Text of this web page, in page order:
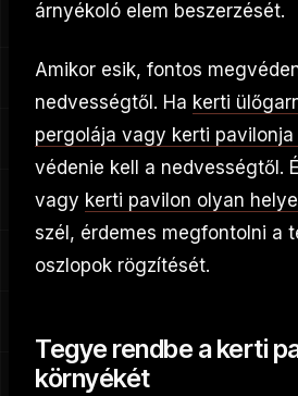
árnyékoló elem beszerzését.
Amikor esik, fontos
nedvességtől. Ha kerti
pergolája vagy kerti
védenie kell a nedvességtől.
vagy kerti pavilon olyan
szél, érdemes megfontolni a
oszlopok rögzítését.
Tegye rendbe a kerti
környékét